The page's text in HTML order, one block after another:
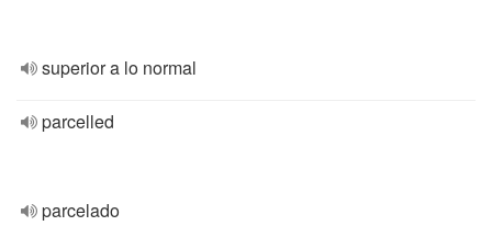
superior a lo normal
parcelled
parcelado